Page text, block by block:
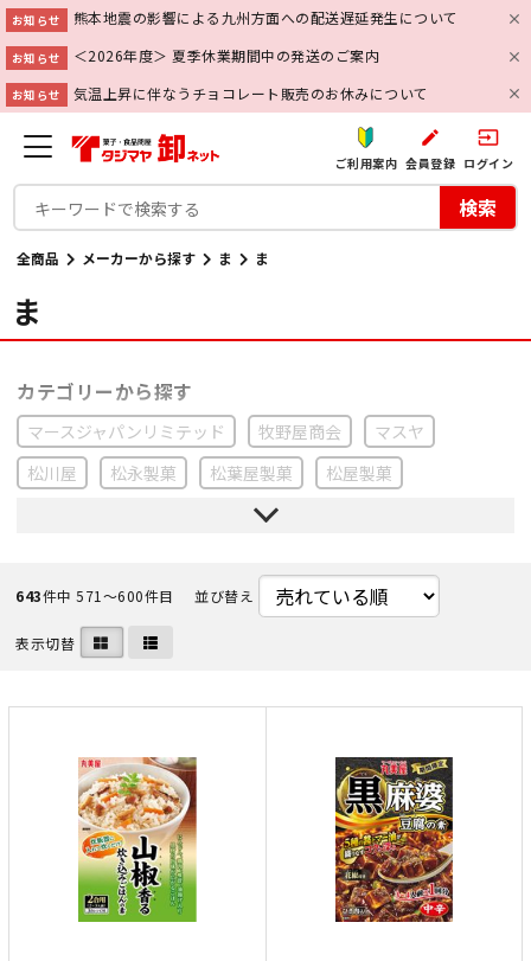
お知らせ 熊本地震の影響による九州方面への配送遅延発生について
お知らせ ＜2026年度＞ 夏季休業期間中の発送のご案内
お知らせ 気温上昇に伴なうチョコレート販売のお休みについて
ご利用案内
create
会員登録
input
ログイン
検索
全商品 メーカーから探す ま ま
ま
マースジャパンリミテッド 牧野屋商会
マスヤ
松川屋
松永製菓 松葉屋製菓 松屋製菓
643件中 571〜600件目 並び替え
表示切替